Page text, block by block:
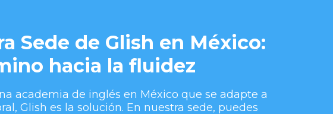
Sede de Glish en México:
hacia la fluidez
academia de inglés en México que se adapte a
Glish es la solución. En nuestra sede, puedes